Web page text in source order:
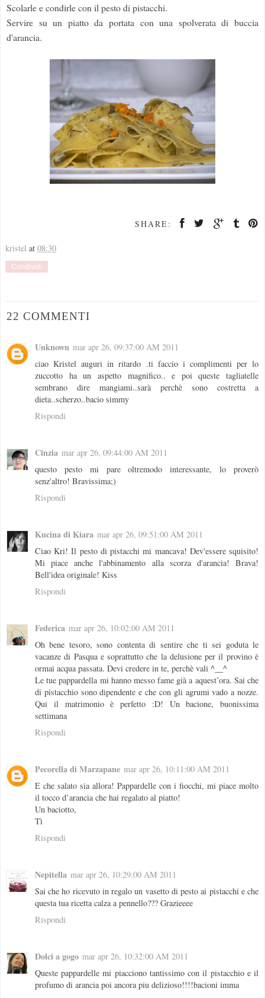
Scolarle e condirle con il pesto di pistacchi.
Servire su un piatto da portata con una spolverata di buccia
d'arancia.
SHARE:
kristel at 08:30
Condividi
22 COMMENTI
Unknown mar apr 26, 09:37:00 AM 2011
ciao Kristel auguri in ritardo .ti faccio i complimenti per lo
zuccotto ha un aspetto magnifico.. e poi queste tagliatelle
sembrano dire mangiami..sarà perchè sono costretta a
dieta..scherzo..bacio simmy
Rispondi
Cinzia mar apr 26, 09:44:00 AM 2011
questo pesto mi pare oltremodo interessante, lo proverò
senz'altro! Bravissima;)
Rispondi
Kucina di Kiara mar apr 26, 09:51:00 AM 2011
Ciao Kri! Il pesto di pistacchi mi mancava! Dev'essere squisito!
Mi piace anche l'abbinamento alla scorza d'arancia! Brava!
Bell'idea originale! Kiss
Rispondi
Federica mar apr 26, 10:02:00 AM 2011
Oh bene tesoro, sono contenta di sentire che ti sei goduta le
vacanze di Pasqua e soprattutto che la delusione per il provino è
ormai acqua passata. Devi credere in te, perchè vali ^__^
Le tue pappardella mi hanno messo fame già a aquest’ora. Sai che
di pistacchio sono dipendente e che con gli agrumi vado a nozze.
Qui il matrimonio è perfetto :D! Un bacione, buonissima
settimana
Rispondi
Pecorella di Marzapane mar apr 26, 10:11:00 AM 2011
E che salato sia allora! Pappardelle con i fiocchi, mi piace molto
il tocco d’arancia che hai regalato al piatto!
Un baciotto,
Tì
Rispondi
Nepitella mar apr 26, 10:29:00 AM 2011
Sai che ho ricevuto in regalo un vasetto di pesto ai pistacchi e che
questa tua ricetta calza a pennello??? Grazieeee
Rispondi
Dolci a gogo mar apr 26, 10:32:00 AM 2011
Queste pappardelle mi piacciono tantissimo con il pistacchio e il
profumo di arancia poi ancora piu delizioso!!!!bacioni imma